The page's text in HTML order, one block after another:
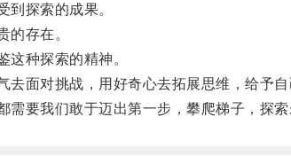
探索的成果。
存在。
种探索的精神。
面对挑战，用好奇心去拓展思维，给予
要我们敢于迈出第一步，攀爬梯子，探